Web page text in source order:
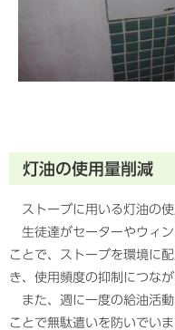
灯油の使用量削減
ストーブに用いる灯油の使
生徒達がセーターやウィ
ことで、ストーブを環境に
き、使用頻度の抑制につなが
また、週に一度の給油活
ことで無駄遣いを防いでいま